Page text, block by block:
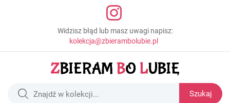
Widzisz błąd lub masz uwagi napisz:
kolekcja@zbierambolubie.pl
Szukaj